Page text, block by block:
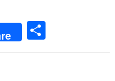
有